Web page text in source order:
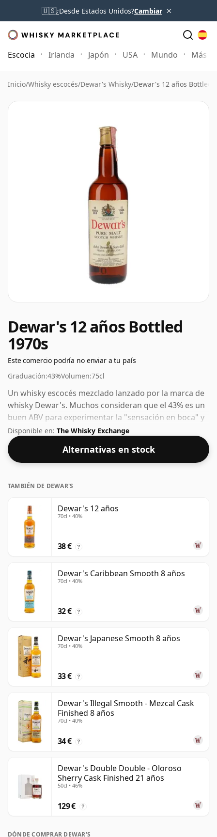
🇺🇸¿Desde Estados Unidos?Cambiar ×
Escocia Irlanda Japón USA Mundo Más
Inicio/Whisky escocés/Dewar's Whisky/Dewar's 12 años Bottled
Dewar's 12 años Bottled
1970s
Este comercio podría no enviar a tu país
Graduación:43%Volumen:75cl
Un whisky escocés mezclado lanzado por la marca de
whisky Dewar's. Muchos consideran que el 43% es un
buen ABV para experimentar la "sensación en boca" y
el sabor pleno del whisky.
Disponible en: The Whisky Exchange
Alternativas en stock
TAMBIÉN DE DEWAR'S
Dewar's 12 años
70cl • 40%
38 € ?
Dewar's Caribbean Smooth 8 años
70cl • 40%
32 € ?
Dewar's Japanese Smooth 8 años
70cl • 40%
33 € ?
Dewar's Illegal Smooth - Mezcal Cask
Finished 8 años
70cl • 40%
34 € ?
Dewar's Double Double - Oloroso
Sherry Cask Finished 21 años
50cl • 46%
129 € ?
DÓNDE COMPRAR DEWAR'S